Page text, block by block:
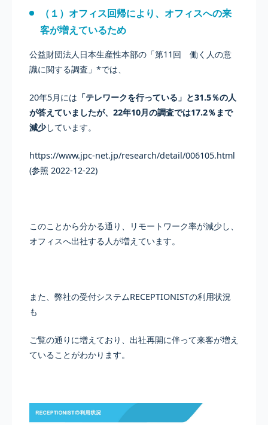
（１）オフィス回帰により、オフィスへの来
客が増えているため
公益財団法人日本生産性本部の「第11回 働く人の意
識に関する調査」*では、
20年5月には 「テレワークを行っている」と31.5％の人
が答えていましたが、22年10月の調査では17.2％まで
減少しています。
https://www.jpc-net.jp/research/detail/006105.html
(参照 2022-12-22)
このことから分かる通り、リモートワーク率が減少し、
オフィスへ出社する人が増えています。
また、弊社の受付システムRECEPTIONISTの利用状況
も
ご覧の通りに増えており、出社再開に伴って来客が増え
ていることがわかります。